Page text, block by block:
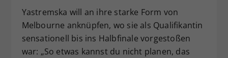
Yastremska will an ihre starke Form von
Melbourne anknüpfen, wo sie als Qualifikantin
sensationell bis ins Halbfinale vorgestoßen
war: „So etwas kannst du nicht planen, das